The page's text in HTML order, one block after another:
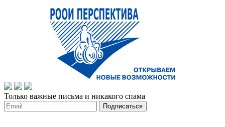
Только важные письма и никакого спама